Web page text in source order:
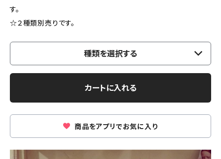
す。
☆２種類別売りです。
種類を選択する
カートに入れる
商品をアプリでお気に入り